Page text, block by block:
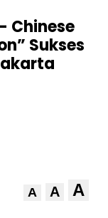
Chinese
Sukses
A A A